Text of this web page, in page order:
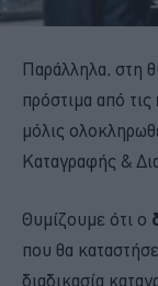
Παράλληλα, στη
πρόστιμα από τις
μόλις
Καταγραφής &
Θυμίζουμε ότι ο
που θα
διαδικασία